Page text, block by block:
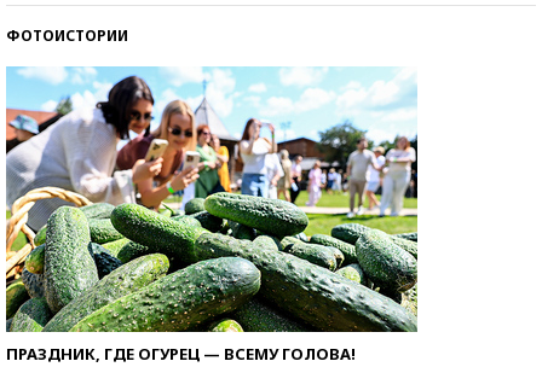
ФОТОИСТОРИИ
ПРАЗДНИК, ГДЕ ОГУРЕЦ — ВСЕМУ ГОЛОВА!